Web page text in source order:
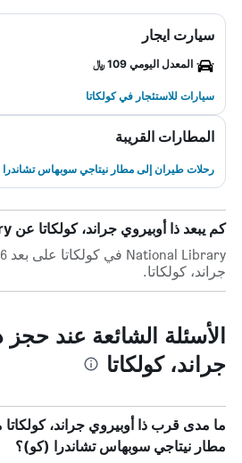
سيارت ايجار
المعدل اليومي 109 ﷼
سيارات للاستئجار في كولكاتا
المطارات القريبة
رحلات طيران إلى مطار نيتاجي سوبهاس
كم يبعد ذا أوبيروي جراند، كولكاتا عن National Library؟
جراند، كولكاتا.
الأسئلة الشائعة عند حجز
جراند، كولكاتا
ما مدى قرب ذا أوبيروي جراند،
مطار نيتاجي سوبهاس تشاندرا (كو)؟